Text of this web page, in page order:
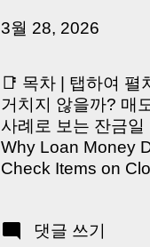
3월 28, 2026
📑 목차 | 탭하여
거치지 않을까? 매
사례로 보는 잔금
Why Loan Money
Check Items on
억 원이 한 번에 움
댓글 쓰기